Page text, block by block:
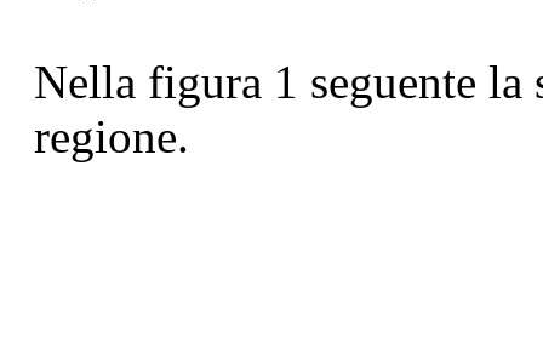
Nella figura 1 seguente
regione.